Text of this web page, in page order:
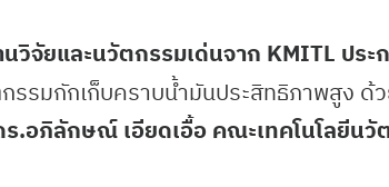
วิจัยและนวัตกรรมเด่นจาก KMITL ประ
รรมกักเก็บคราบน้ำมันประสิทธิภาพสูง ด้ว
.อภิลักษณ์ เอียดเอื้อ คณะเทคโนโลยีน